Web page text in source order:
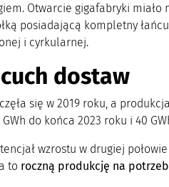
Otwarcie gigafabryki miało
posiadającą kompletny
i cyrkularnej.
dostaw
się w 2019 roku, a
do końca 2023 roku i 40
wzrostu w drugiej
to roczną produkcję na